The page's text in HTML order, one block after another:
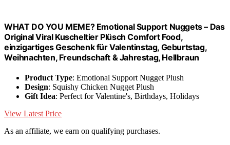
WHAT DO YOU MEME? Emotional Support Nuggets – Das
Original Viral Kuscheltier Plüsch Comfort Food,
einzigartiges Geschenk für Valentinstag, Geburtstag,
Weihnachten, Freundschaft & Jahrestag, Hellbraun
Product Type: Emotional Support Nugget Plush
Design: Squishy Chicken Nugget Plush
Gift Idea: Perfect for Valentine's, Birthdays, Holidays
View Latest Price
As an affiliate, we earn on qualifying purchases.